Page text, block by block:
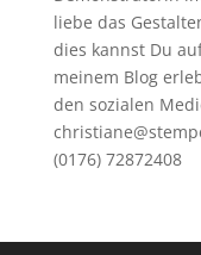
liebe das
dies kannst Du
meinem Blog
den sozialen
(0176) 72872408